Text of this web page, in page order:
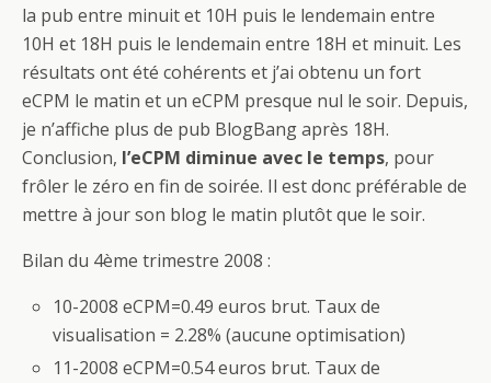
la pub entre minuit et 10H puis le lendemain entre
10H et 18H puis le lendemain entre 18H et minuit. Les
résultats ont été cohérents et j’ai obtenu un fort
eCPM le matin et un eCPM presque nul le soir. Depuis,
je n’affiche plus de pub BlogBang après 18H.
Conclusion, l’eCPM diminue avec le temps, pour
frôler le zéro en fin de soirée. Il est donc préférable de
mettre à jour son blog le matin plutôt que le soir.
Bilan du 4ème trimestre 2008 :
10-2008 eCPM=0.49 euros brut. Taux de
visualisation = 2.28% (aucune optimisation)
11-2008 eCPM=0.54 euros brut. Taux de